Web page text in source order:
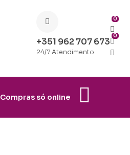
+351 962 707 673
24/7 Atendimento
0
0
Compras só online